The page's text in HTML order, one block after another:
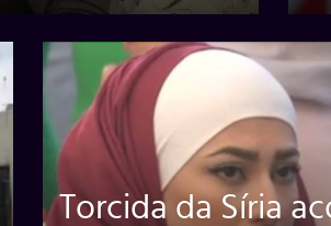
Torcida da Síria